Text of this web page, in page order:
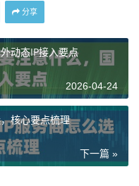
很容易被识别并限
分钟理清自己的核心
石。
协议支持
个硬性指标来筛选。
务的可用性和效果。
分享
动态IP接入要点
2026-04-24
核心要点梳理
下一篇 »